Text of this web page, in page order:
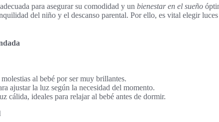
para asegurar su comodidad y un bienestar en el sueño
del niño y el descanso parental. Por ello, es vital elegir
al bebé por ser muy brillantes.
ajustar la luz según la necesidad del momento.
cálida, ideales para relajar al bebé antes de dormir.